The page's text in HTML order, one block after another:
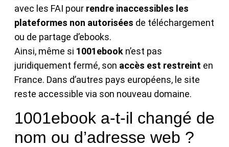
avec les FAI pour rendre inaccessibles les
plateformes non autorisées de téléchargement
ou de partage d’ebooks.
Ainsi, même si 1001ebook n’est pas
juridiquement fermé, son accès est restreint en
France. Dans d’autres pays européens, le site
reste accessible via son nouveau domaine.
1001ebook a-t-il changé de
nom ou d’adresse web ?